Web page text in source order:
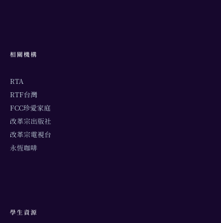
相關機構
RTA
RTF台灣
FCC珍愛家庭
改革宗出版社
改革宗電視台
永恆咖啡
學生資源